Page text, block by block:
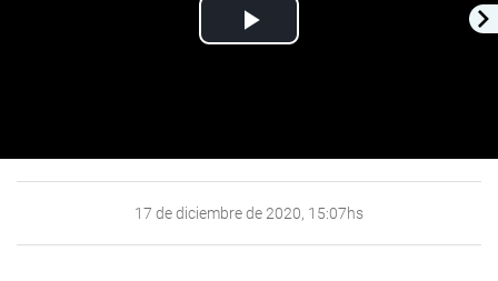
Play
17 de diciembre de 2020, 15:07hs